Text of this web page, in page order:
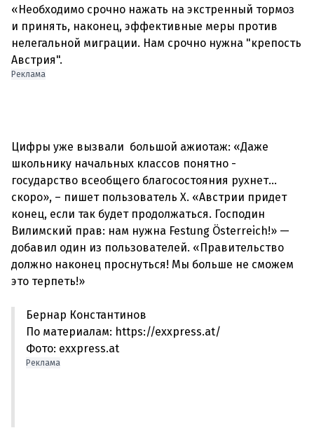
«Необходимо срочно нажать на экстренный тормоз
и принять, наконец, эффективные меры против
нелегальной миграции. Нам срочно нужна "крепость
Реклама
Цифры уже вызвали большой ажиотаж: «Даже
школьнику начальных классов понятно -
государство всеобщего благосостояния рухнет…
скоро», – пишет пользователь X. «Австрии придет
конец, если так будет продолжаться. Господин
Вилимский прав: нам нужна Festung Österreich!» —
добавил один из пользователей. «Правительство
должно наконец проснуться! Мы больше не сможем
Бернар Константинов
По материалам: https://exxpress.at/
Фото: exxpress.at
Реклама